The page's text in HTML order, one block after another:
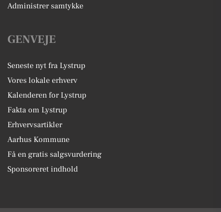
Administrer samtykke
GENVEJE
Seneste nyt fra Lystrup
Vores lokale erhverv
Kalenderen for Lystrup
Fakta om Lystrup
Erhvervsartikler
Aarhus Kommune
Få en gratis salgsvurdering
Sponsoreret indhold